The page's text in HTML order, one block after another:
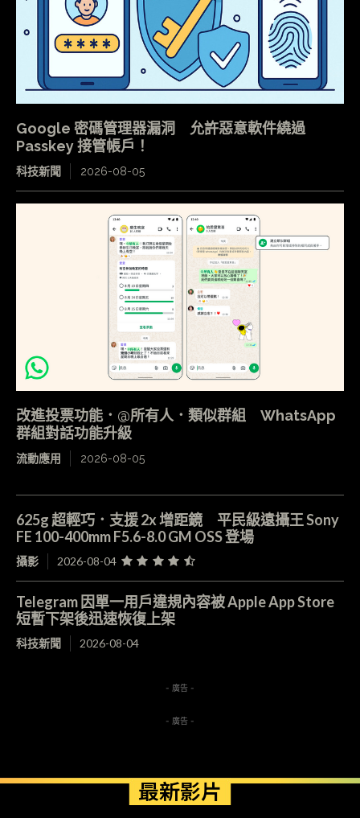
Google 密碼管理器漏洞 允許惡意軟件繞過
Passkey 接管帳戶！
科技新聞 2026-08-05
改進投票功能．@所有人．類似群組 WhatsApp
群組對話功能升級
流動應用 2026-08-05
625g 超輕巧．支援 2x 增距鏡 平民級遠攝王 Sony
FE 100-400mm F5.6-8.0 GM OSS 登場
攝影 2026-08-04
Telegram 因單一用戶違規內容被 Apple App Store
短暫下架後迅速恢復上架
科技新聞 2026-08-04
- 廣告 -
- 廣告 -
最新影片